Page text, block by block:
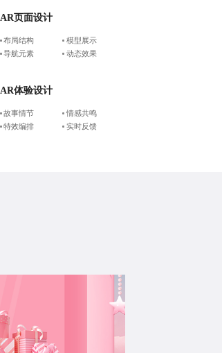
AR页面设计
布局结构
模型展示
导航元素
动态效果
AR体验设计
故事情节
情感共鸣
特效编排
实时反馈